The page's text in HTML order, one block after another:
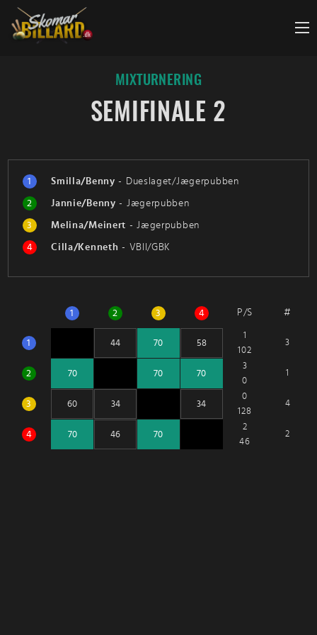
Fortsæt
indhold
MIXTURNERING
SEMIFINALE 2
1 Smilla/Benny - Dueslaget/Jægerpubben
2
Jannie/Benny - Jægerpubben
3
Melina/Meinert -Jægerpubben
4
Cilla/Kenneth - VBII/GBK
1 2 3 4 P/S #
1
1
102
3
2
3
0
1
3
0
128
4
4
2
46
2